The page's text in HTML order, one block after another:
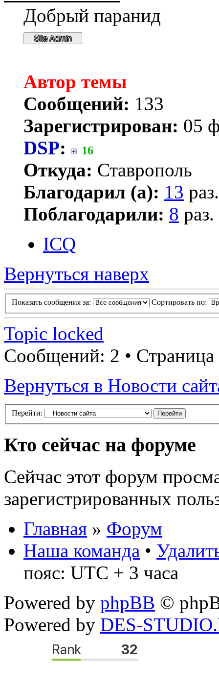
Добрый паранид
Автор темы
Сообщений: 133
Зарегистрирован: 05
DSP: 16
Откуда: Ставрополь
Благодарил (а): 13 раз.
Поблагодарили: 8 раз.
ICQ
Вернуться наверх
Показать сообщения за: Сортировать по:
Topic locked
Сообщений: 2 • Страница
Вернуться в Новости
Перейти:
Кто сейчас на форуме
Сейчас этот форум
зарегистрированных
Главная » Форум
Наша команда •
пояс: UTC + 3 часа
Powered by phpBB ©
Powered by DES-